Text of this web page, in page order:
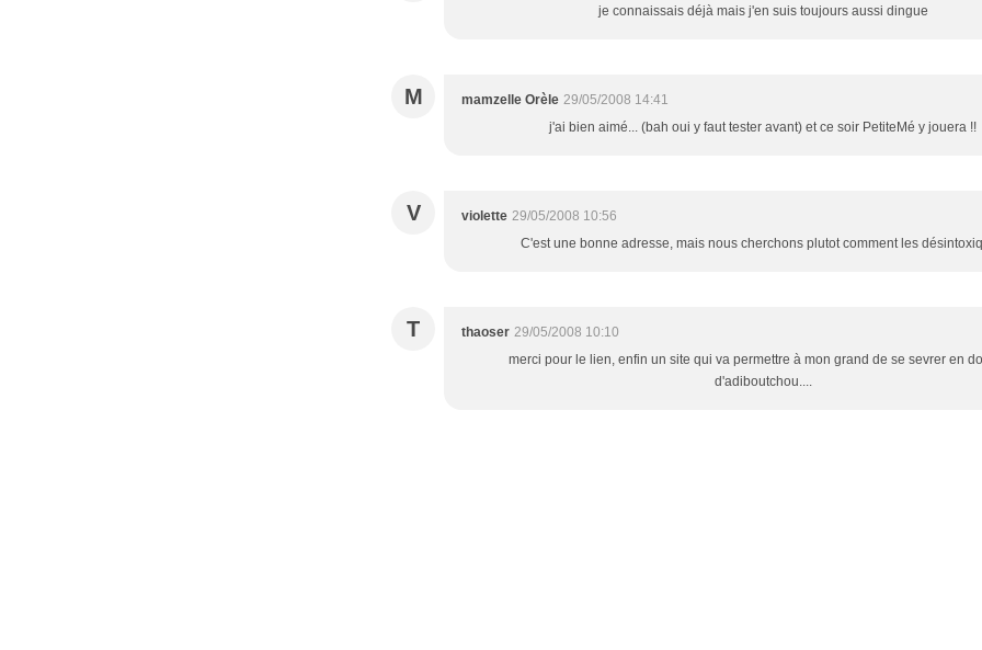
je connaissais déjà mais j'en suis toujours aussi dingue
M mamzelle Orèle 29/05/2008 14:41
j'ai bien aimé... (bah oui y faut tester avant) et ce soir PetiteMé y jouera !!
V violette 29/05/2008 10:56
C'est une bonne adresse, mais nous cherchons plutot comment les
T thaoser 29/05/2008 10:10
merci pour le lien, enfin un site qui va permettre à mon grand de se sevrer en
d'adiboutchou....